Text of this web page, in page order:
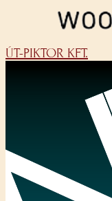
ÚT-PIKTOR KFT.